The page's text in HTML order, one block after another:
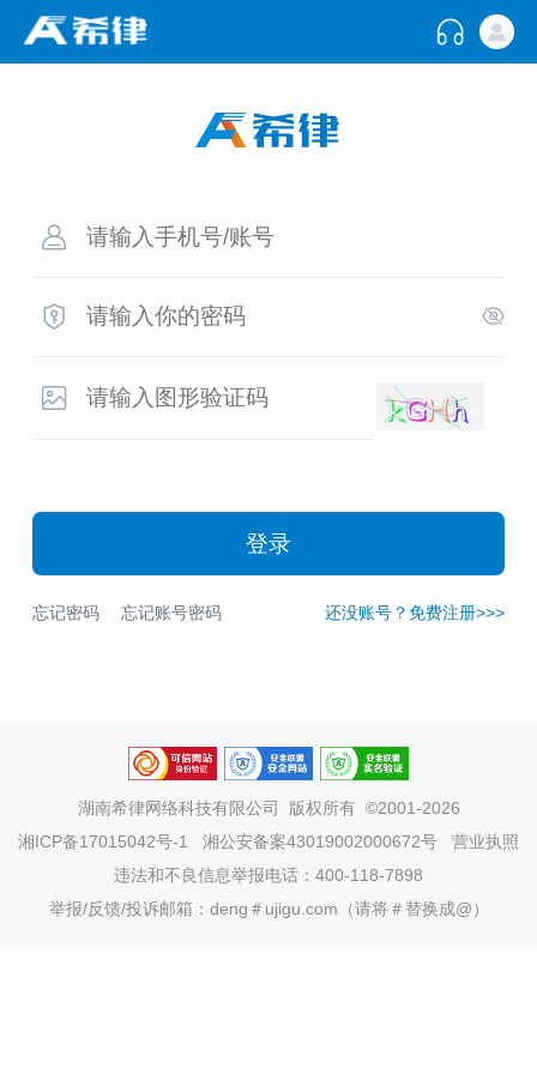
登录
忘记密码 忘记账号密码 还没账号？免费注册>>>
湖南希律网络科技有限公司
版权所有 ©2001-2026
湘ICP备17015042号-1
湘公安备案43019002000672号
营业执照
违法和不良信息举报电话：400-118-7898
举报/反馈/投诉邮箱：deng＃ujigu.com（请将＃替换成@）